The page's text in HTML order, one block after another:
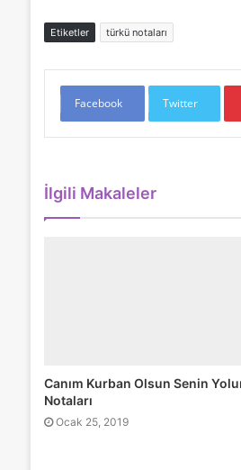
Etiketler türkü notaları
Facebook Twitter
Pinterest
İlgili Makaleler
Canım Kurban Olsun Senin
Notaları
Ocak 25, 2019